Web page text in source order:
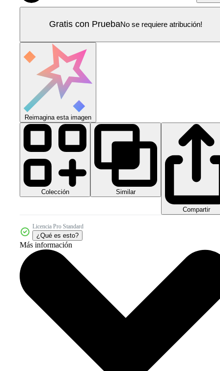
Gratis con PruebaNo se requiere atribución!
Reimagina esta imagen
Colección Similar
Compartir
Licencia Pro Standard
¿Qué es esto?
Más información